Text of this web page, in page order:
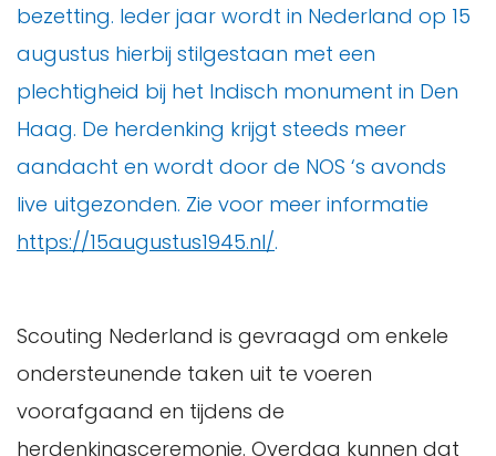
bezetting. Ieder jaar wordt in Nederland op 15
augustus hierbij stilgestaan met een
plechtigheid bij het Indisch monument in Den
Haag. De herdenking krijgt steeds meer
aandacht en wordt door de NOS ‘s avonds
live uitgezonden. Zie voor meer informatie
https://15augustus1945.nl/.
Scouting Nederland is gevraagd om enkele
ondersteunende taken uit te voeren
voorafgaand en tijdens de
herdenkingsceremonie. Overdag kunnen dat